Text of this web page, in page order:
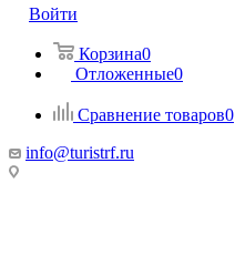
Войти
Корзина0
Отложенные0
Сравнение товаров0
info@turistrf.ru